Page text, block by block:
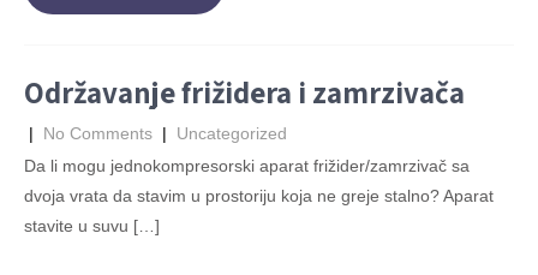
Održavanje frižidera i zamrzivača
| No Comments | Uncategorized
Da li mogu jednokompresorski aparat frižider/zamrzivač sa
dvoja vrata da stavim u prostoriju koja ne greje stalno? Aparat
stavite u suvu […]